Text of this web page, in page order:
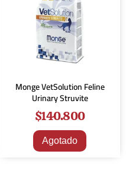
Monge VetSolution Feline
Urinary Struvite
$140.800
Agotado